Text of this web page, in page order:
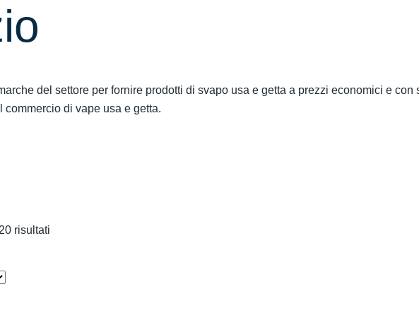
del settore per fornire prodotti di svapo usa e getta a prezzi economici e
di vape usa e getta.
risultati